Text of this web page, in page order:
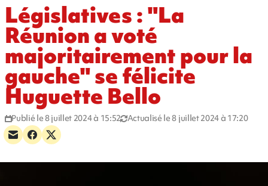
Législatives : "La
Réunion a voté
majoritairement pour la
gauche" se félicite
Huguette Bello
Publié le 8 juillet 2024 à 15:52 Actualisé le 8 juillet 2024 à 17:20